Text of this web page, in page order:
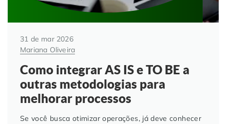
31 de mar 2026
Mariana Oliveira
Como integrar AS IS e TO BE a
outras metodologias para
melhorar processos
Se você busca otimizar operações, já deve conhecer